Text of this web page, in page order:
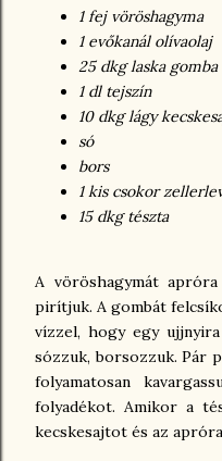
1 fej vöröshagyma
1 evőkanál olívaolaj
25 dkg laska gomba
1 dl tejszín
10 dkg lágy
só
bors
1 kis csokor
15 dkg tészta
A vöröshagymát
pirítjuk. A gombát
vízzel, hogy egy
sózzuk, borsozzuk. Pár
folyamatosan
folyadékot. Amikor a
kecskesajtot és az